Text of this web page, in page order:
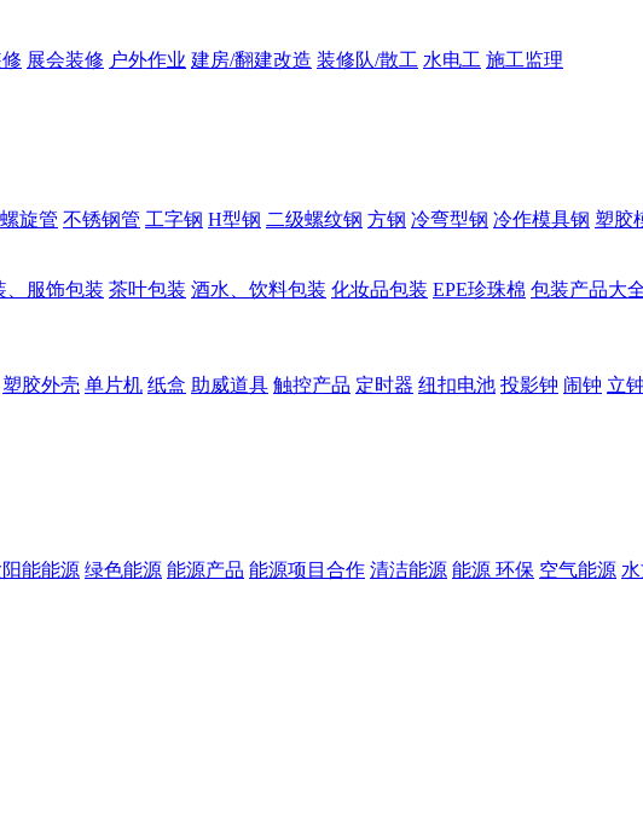
展会装修 户外作业 建房/翻建改造 装修队/散工 水电工 施工监理
螺旋管 不锈钢管 工字钢 H型钢 二级螺纹钢 方钢 冷弯型钢 冷作模具钢 塑胶
、服饰包装 茶叶包装 酒水、饮料包装 化妆品包装 EPE珍珠棉 包装产品大
塑胶外壳 单片机 纸盒 助威道具 触控产品 定时器 纽扣电池 投影钟 闹钟 立
阳能能源 绿色能源 能源产品 能源项目合作 清洁能源 能源 环保 空气能源